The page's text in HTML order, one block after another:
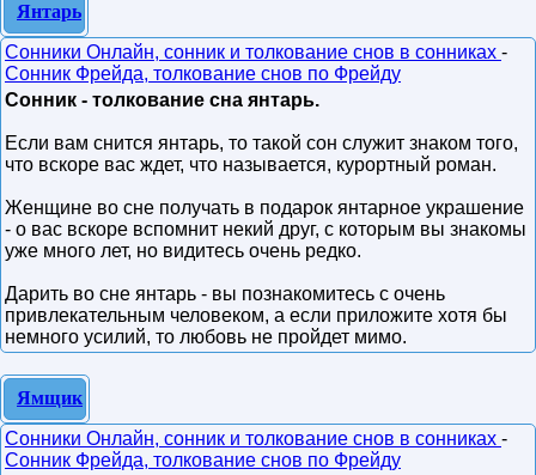
Янтарь
Сонники Онлайн, сонник и толкование снов в сонниках -
Сонник Фрейда, толкование снов по Фрейду
Сонник - толкование сна янтарь.
Если вам снится янтарь, то такой сон служит знаком того,
что вскоре вас ждет, что называется, курортный роман.
Женщине во сне получать в подарок янтарное украшение
- о вас вскоре вспомнит некий друг, с которым вы знакомы
уже много лет, но видитесь очень редко.
Дарить во сне янтарь - вы познакомитесь с очень
привлекательным человеком, а если приложите хотя бы
немного усилий, то любовь не пройдет мимо.
Ямщик
Сонники Онлайн, сонник и толкование снов в сонниках -
Сонник Фрейда, толкование снов по Фрейду